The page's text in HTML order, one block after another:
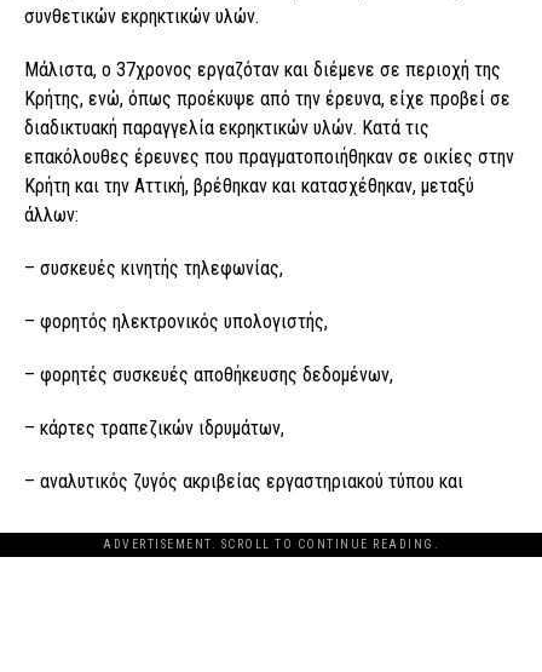
συνθετικών εκρηκτικών υλών.
Μάλιστα, ο 37χρονος εργαζόταν και διέμενε σε περιοχή της
Κρήτης, ενώ, όπως προέκυψε από την έρευνα, είχε προβεί σε
διαδικτυακή παραγγελία εκρηκτικών υλών. Κατά τις
επακόλουθες έρευνες που πραγματοποιήθηκαν σε οικίες στην
Κρήτη και την Αττική, βρέθηκαν και κατασχέθηκαν, μεταξύ
άλλων:
– συσκευές κινητής τηλεφωνίας,
– φορητός ηλεκτρονικός υπολογιστής,
– φορητές συσκευές αποθήκευσης δεδομένων,
– κάρτες τραπεζικών ιδρυμάτων,
– αναλυτικός ζυγός ακριβείας εργαστηριακού τύπου και
ADVERTISEMENT. SCROLL TO CONTINUE READING.